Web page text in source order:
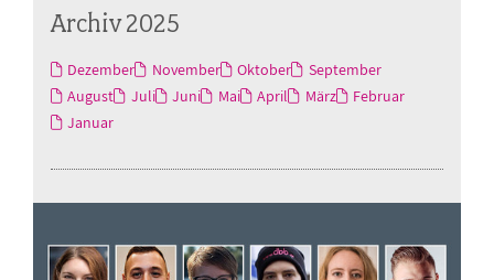
Archiv 2025
Dezember November Oktober
September
August
Juli Juni Mai April März
Februar
Januar